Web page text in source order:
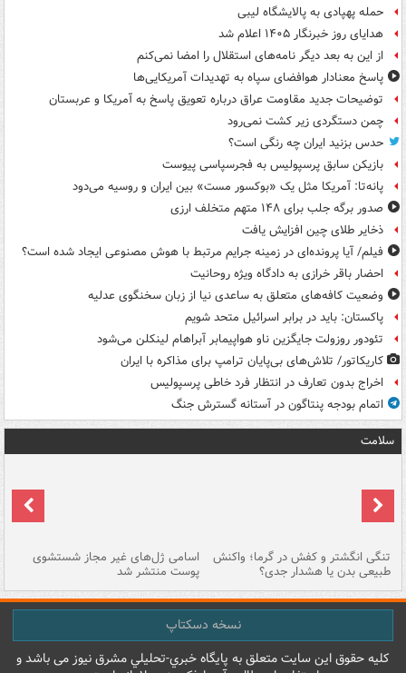
حمله پهپادی به پالایشگاه لیبی
هدایای روز خبرنگار ۱۴۰۵ اعلام شد
از این به بعد دیگر نامه‌های استقلال را امضا نمی‌کنم
پاسخ معنادار هوافضای سپاه به تهدیدات آمریکایی‌ها
توضیحات جدید مقاومت عراق درباره تعویق پاسخ به آمریکا و عربستان
چمن دستگردی زیر کشت نمی‌رود
حدس بزنید ایران چه رنگی است؟
بازیکن سابق پرسپولیس به فجرسپاسی پیوست
پانه‌تا: آمریکا مثل یک «بوکسور مست» بین ایران و روسیه می‌دود
صدور برگه جلب برای ۱۴۸ متهم متخلف ارزی
ذخایر طلای چین افزایش یافت
فیلم/ آیا پرونده‌ای در زمینه جرایم مرتبط با هوش مصنوعی ایجاد شده است؟
احضار باقر خرازی به دادگاه ویژه روحانیت
وضعیت کافه‌های متعلق به ساعدی نیا از زبان سخنگوی عدلیه
پاکستان: باید در برابر اسرائیل متحد شویم
تئودور روزولت جایگزین ناو هواپیمابر آبراهام لینکلن می‌شود
کاریکاتور/ تلاش‌های بی‌پایان ترامپ برای مذاکره با ایران
اخراج بدون تعارف در انتظار فرد خاطی پرسپولیس
اتمام بودجه پنتاگون در آستانه گسترش جنگ
سلامت
تنگی انگشتر و کفش در گرما؛ واکنش
طبیعی بدن یا هشدار جدی؟
اسامی ژل‌های غیر مجاز شستشوی
پوست منتشر شد
نسخه دسکتاپ
کليه حقوق اين سايت متعلق به پایگاه خبري-تحليلي مشرق نيوز می باشد و